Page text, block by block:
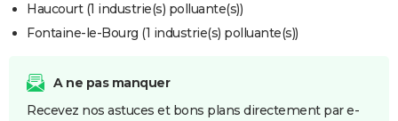
Haucourt (1 industrie(s) polluante(s))
Fontaine-le-Bourg (1 industrie(s) polluante(s))
A ne pas manquer
Recevez nos astuces et bons plans directement par e-